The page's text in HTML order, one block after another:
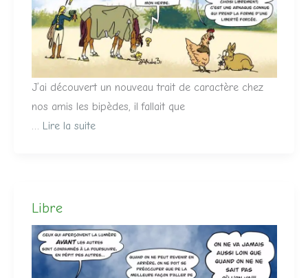
J’ai découvert un nouveau trait de caractère chez
nos amis les bipèdes, il fallait que
… Lire la suite
Libre